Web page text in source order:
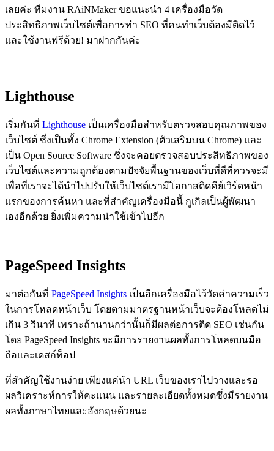
เลยค่ะ ทีมงาน RAiNMaker ขอแนะนำ 4 เครื่องมือวัด
ประสิทธิภาพเว็บไซต์เพื่อการทำ SEO ที่คนทำเว็บต้องมีติดไว้
และใช้งานฟรีด้วย! มาฝากกันค่ะ
Lighthouse
เริ่มกันที่ Lighthouse เป็นเครื่องมือสำหรับตรวจสอบคุณภาพของ
เว็บไซต์ ซึ่งเป็นทั้ง Chrome Extension (ตัวเสริมบน Chrome) และ
เป็น Open Source Software ซึ่งจะคอยตรวจสอบประสิทธิภาพของ
เว็บไซต์และความถูกต้องตามปัจจัยพื้นฐานของเว็บที่ดีที่ควรจะมี
เพื่อที่เราจะได้นำไปปรับให้เว็บไซต์เรามีโอกาสติดคีย์เวิร์ดหน้า
แรกของการค้นหา และที่สำคัญเครื่องมือนี้ กูเกิลเป็นผู้พัฒนา
เองอีกด้วย ยิ่งเพิ่มความน่าใช้เข้าไปอีก
PageSpeed ​​Insights
มาต่อกันที่ PageSpeed ​​Insights เป็นอีกเครื่องมือไว้วัดค่าความเร็ว
ในการโหลดหน้าเว็บ โดยตามมาตรฐานหน้าเว็บจะต้องโหลดไม่
เกิน 3 วินาที เพราะถ้านานกว่านั้นก็มีผลต่อการติด SEO เช่นกัน
โดย PageSpeed ​​Insights จะมีการรายงานผลทั้งการโหลดบนมือ
ถือและเดสก์ท็อป
ที่สำคัญใช้งานง่าย เพียงแค่นำ URL เว็บของเราไปวางและรอ
ผลวิเคราะห์การให้คะแนน และรายละเอียดทั้งหมดซึ่งมีรายงาน
ผลทั้งภาษาไทยและอังกฤษด้วยนะ